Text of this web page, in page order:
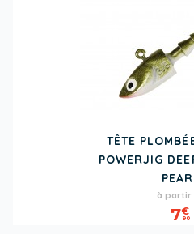
TÊTE
POWERJIG
Prix
à partir
7€
90